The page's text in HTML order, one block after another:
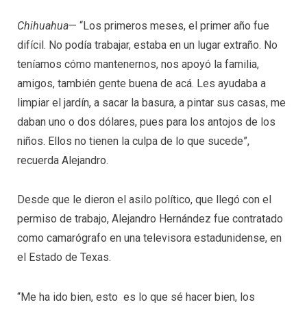
Chihuahua— “Los primeros meses, el primer año fue
difícil. No podía trabajar, estaba en un lugar extraño. No
teníamos cómo mantenernos, nos apoyó la familia,
amigos, también gente buena de acá. Les ayudaba a
limpiar el jardín, a sacar la basura, a pintar sus casas, me
daban uno o dos dólares, pues para los antojos de los
niños. Ellos no tienen la culpa de lo que sucede”,
recuerda Alejandro.
Desde que le dieron el asilo político, que llegó con el
permiso de trabajo, Alejandro Hernández fue contratado
como camarógrafo en una televisora estadunidense, en
el Estado de Texas.
“Me ha ido bien, esto es lo que sé hacer bien, los